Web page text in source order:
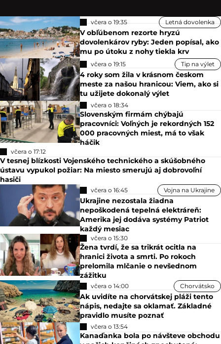
včera o 19:35 Letná dovolenka
V obľúbenom rezorte hryzú
dovolenkárov ryby: Jeden popísal, ako
mu po útoku z nohy tiekla krv
včera o 19:15 Tip na výlet
4 roky som žila v krásnom českom
meste za našou hranicou: Viem, ako si
tu užijete dokonalý výlet
včera o 18:34
Slovenským firmám chýbajú
pracovníci: Voľných je rekordných 152
000 pracovných miest, má to však
háčik
včera o 17:12
V tesnej blízkosti Vojenského technického a skúšobného
ústavu vypukol požiar: Na miesto smerujú aj dobrovoľní
hasiči
včera o 16:45 Vojna na Ukrajine
Ukrajine nezostala žiadna
nepoškodená tepelná elektráreň:
Amerika jej dodáva systémy Patriot
každý mesiac
včera o 15:30
Žena tvrdí, že sa trikrát ocitla na
hranici života a smrti. Po rokoch
prelomila mlčanie o nevšednom
zážitku
včera o 14:00 Chorvátsko
Ak uvidíte na chorvátskej pláži tento
nápis, nedajte sa oklamať. Základné
pravidlo musíte poznať
včera o 13:54
Kanaďanka bola po návšteve obchodu